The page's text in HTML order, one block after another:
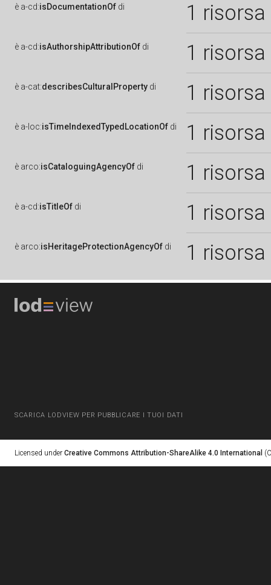
è a-cd:isDocumentationOf di 1 risorsa
è a-cd:isAuthorshipAttributionOf di 1 risorsa
è a-cat:describesCulturalProperty di 1 risorsa
è a-loc:isTimeIndexedTypedLocationOf di 1 risorsa
è arco:isCataloguingAgencyOf di 1 risorsa
è a-cd:isTitleOf di 1 risorsa
è arco:isHeritageProtectionAgencyOf di 1 risorsa
SCARICA LODVIEW PER PUBBLICARE I TUOI DATI
Licensed under Creative Commons Attribution-ShareAlike 4.0 International